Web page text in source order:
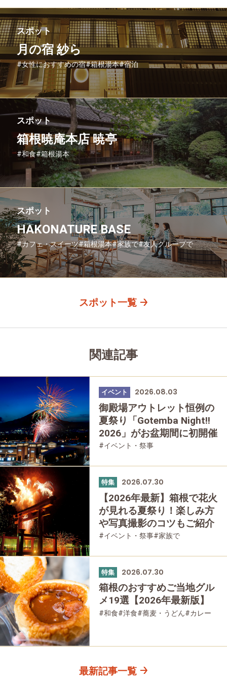
スポット
月の宿 紗ら
#女性におすすめの宿#箱根湯本#宿泊
スポット
箱根暁庵本店 暁亭
#和食#箱根湯本
スポット
HAKONATURE BASE
#カフェ・スイーツ#箱根湯本#家族で#友人グループで
#グルメ#母と娘で
スポット一覧
関連記事
イベント 2026.08.03
御殿場アウトレット恒例の
夏祭り「Gotemba Night!!
2026」がお盆期間に初開催
#イベント・祭事
特集 2026.07.30
【2026年最新】箱根で花火
が見れる夏祭り！楽しみ方
や写真撮影のコツもご紹介
#イベント・祭事#家族で
特集 2026.07.30
箱根のおすすめご当地グル
メ19選【2026年最新版】
#和食#洋食#蕎麦・うどん#カレー
最新記事一覧